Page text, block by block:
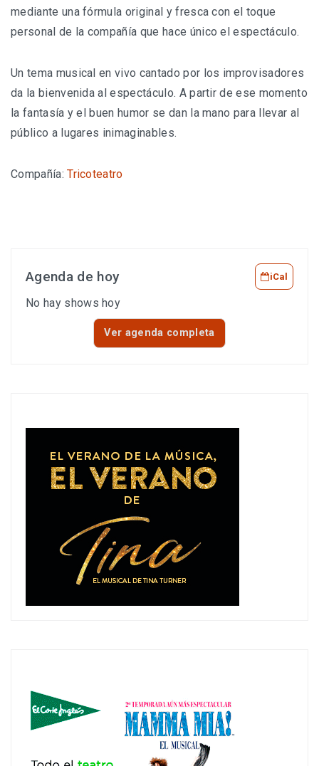
mediante una fórmula original y fresca con el toque
personal de la compañía que hace único el espectáculo.
Un tema musical en vivo cantado por los improvisadores
da la bienvenida al espectáculo. A partir de ese momento
la fantasía y el buen humor se dan la mano para llevar al
público a lugares inimaginables.
Compañía:Tricoteatro
Agenda de hoy iCal
No hay shows hoy
Ver agenda completa